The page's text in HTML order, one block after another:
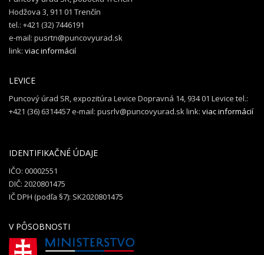
Hodžova 3, 911 01 Trenčín
tel.: +421 (32) 7446191
e-mail: pusrtn@puncovyurad.sk
link: viac informácií
LEVICE
Puncový úrad SR, expozitúra Levice Dopravná 14, 934 01 Levice tel.:
+421 (36) 6314457 e-mail: pusrlv@puncovyurad.sk link: viac informácií
IDENTIFIKAČNÉ ÚDAJE
IČO: 00002551
DIČ: 2020801475
IČ DPH (podľa §7): SK2020801475
V PÔSOBNOSTI